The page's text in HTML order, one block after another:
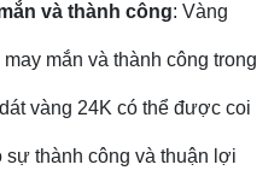
và thành công: Vàng
mắn và thành công trong
vàng 24K có thể được coi
sự thành công và thuận lợi